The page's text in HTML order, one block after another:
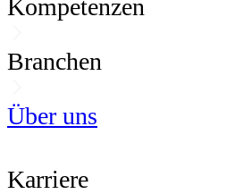
Kompetenzen
Branchen
Über uns
Karriere